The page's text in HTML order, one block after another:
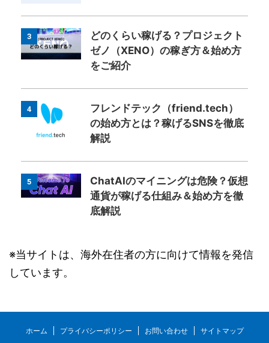
3
どのくらい稼げる？プロジェクト
ゼノ（XENO）の稼ぎ方＆始め方
をご紹介
4
フレンドテック（friend.tech）
の始め方とは？稼げるSNSを徹底
解説
5
ChatAIのマイニングは危険？仮想
通貨が稼げる仕組み＆始め方を徹
底解説
※当サイトは、海外在住者の方に向けて情報を発信
しています。
ホーム プライバシーポリシー お問い合わせ サイトマップ